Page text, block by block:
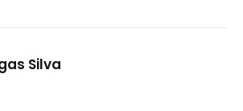
Silva